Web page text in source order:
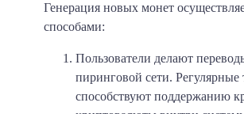
Генерация новых монет
способами:
Пользователи делают
пиринговой сети. Регулярные
способствуют поддержанию